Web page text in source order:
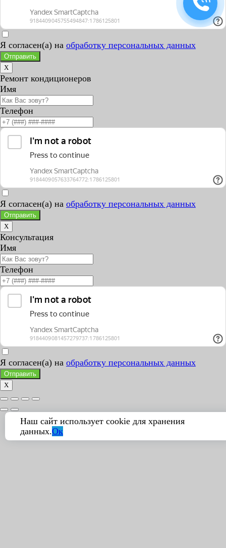
Я согласен(а) на обработку персональных данных
Отправить
X
Ремонт кондиционеров
Имя
Телефон
Я согласен(а) на обработку персональных данных
Отправить
X
Консультация
Имя
Телефон
Я согласен(а) на обработку персональных данных
Отправить
X
Наш сайт использует cookie для хранения
данных.Ок